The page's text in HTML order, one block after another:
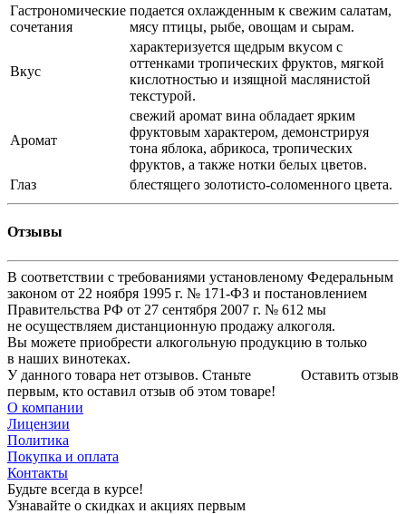
Гастрономические
сочетания
подается охлажденным к свежим салатам,
мясу птицы, рыбе, овощам и сырам.
Вкус
характеризуется щедрым вкусом с
оттенками тропических фруктов, мягкой
кислотностью и изящной маслянистой
текстурой.
Аромат
свежий аромат вина обладает ярким
фруктовым характером, демонстрируя
тона яблока, абрикоса, тропических
фруктов, а также нотки белых цветов.
Глаз
блестящего золотисто-соломенного цвета.
Отзывы
В соответствии с требованиями установленому Федеральным
законом от 22 ноября 1995 г. № 171-ФЗ и постановлением
Правительства РФ от 27 сентября 2007 г. № 612 мы
не осуществляем дистанционную продажу алкоголя.
Вы можете приобрести алкогольную продукцию в только
в наших винотеках.
Оставить отзыв
У данного товара нет отзывов. Станьте
первым, кто оставил отзыв об этом товаре!
О компании
Лицензии
Политика
Покупка и оплата
Контакты
Будьте всегда в курсе!
Узнавайте о скидках и акциях первым